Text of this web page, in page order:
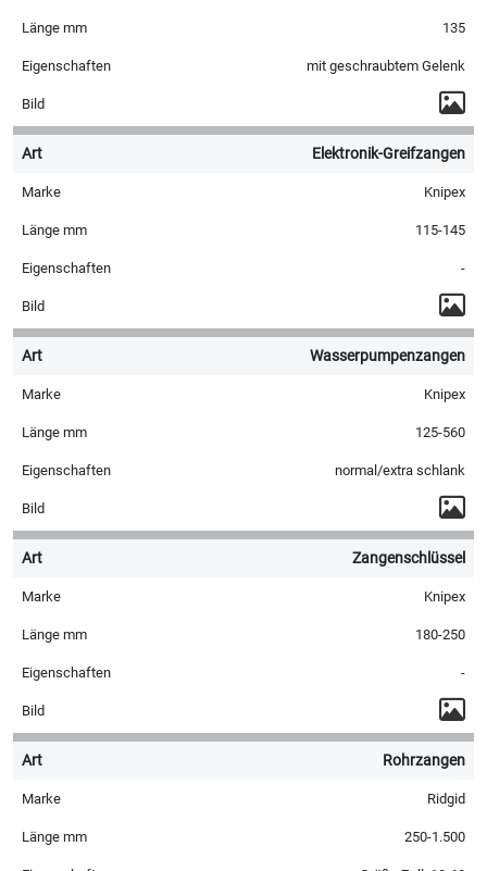
135
mit geschraubtem Gelenk
Elektronik-Greifzangen
Knipex
115-145
-
Wasserpumpenzangen
Knipex
125-560
normal/extra schlank
Zangenschlüssel
Knipex
180-250
-
Rohrzangen
Ridgid
250-1.500